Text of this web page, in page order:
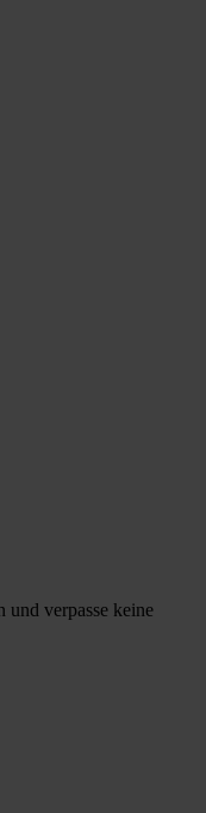
und verpasse keine